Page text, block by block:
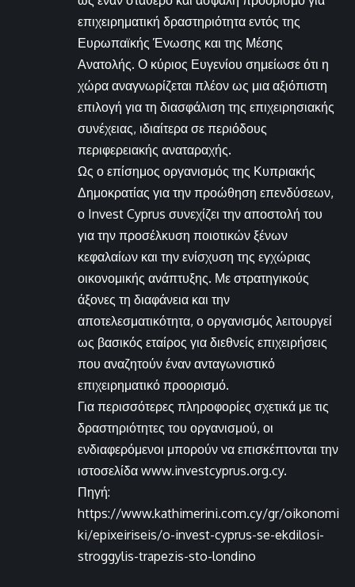
επιχειρηματική δραστηριότητα εντός της
Ευρωπαϊκής Ένωσης και της Μέσης
Ανατολής. Ο κύριος Ευγενίου σημείωσε ότι η
χώρα αναγνωρίζεται πλέον ως μια αξιόπιστη
επιλογή για τη διασφάλιση της επιχειρησιακής
συνέχειας, ιδιαίτερα σε περιόδους
περιφερειακής αναταραχής.
Ως ο επίσημος οργανισμός της Κυπριακής
Δημοκρατίας για την προώθηση επενδύσεων,
ο Invest Cyprus συνεχίζει την αποστολή του
για την προσέλκυση ποιοτικών ξένων
κεφαλαίων και την ενίσχυση της εγχώριας
οικονομικής ανάπτυξης. Με στρατηγικούς
άξονες τη διαφάνεια και την
αποτελεσματικότητα, ο οργανισμός λειτουργεί
ως βασικός εταίρος για διεθνείς επιχειρήσεις
που αναζητούν έναν ανταγωνιστικό
επιχειρηματικό προορισμό.
Για περισσότερες πληροφορίες σχετικά με τις
δραστηριότητες του οργανισμού, οι
ενδιαφερόμενοι μπορούν να επισκέπτονται την
ιστοσελίδα www.investcyprus.org.cy.
Πηγή:
https://www.kathimerini.com.cy/gr/oikonomi
ki/epixeiriseis/o-invest-cyprus-se-ekdilosi-
stroggylis-trapezis-sto-londino